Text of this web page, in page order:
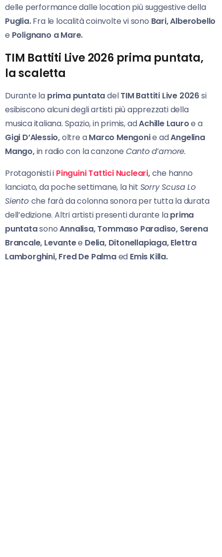
delle performance dalle location più suggestive della
Puglia.Fra le località coinvolte vi sono Bari, Alberobello
e Polignano a Mare.
TIM Battiti Live 2026 prima puntata,
la scaletta
Durante la prima puntatadelTIM Battiti Live 2026si
esibiscono alcuni degli artisti più apprezzati della
musica italiana. Spazio, in primis, adAchille Lauroe a
Gigi D’Alessio,oltre aMarco Mengonie adAngelina
Mango,in radio con la canzone Cantod’amore.
Protagonisti i Pinguini Tattici Nucleari,che hanno
lanciato, da poche settimane, la hit Sorry Scusa Lo
Siento che farà da colonna sonora per tutta la durata
dell’edizione. Altri artisti presenti durante laprima
puntatasonoAnnalisa, Tommaso Paradiso, Serena
Brancale, Levantee Delia, Ditonellapiaga, Elettra
Lamborghini, Fred De Palmaed Emis Killa.